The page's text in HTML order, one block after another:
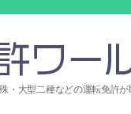
・大型二種などの運転免許が